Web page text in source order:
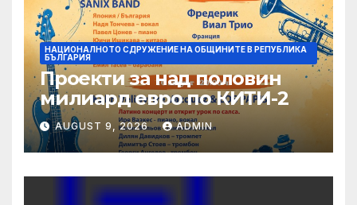
НАЦИОНАЛНОТО СДРУЖЕНИЕ НА ОБЩИНИТЕ В РЕПУБЛИКА
БЪЛГАРИЯ
Проекти за над половин
милиард евро по КИТИ-2
AUGUST 9, 2026 ADMIN